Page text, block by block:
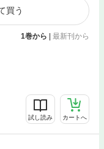
買う
1巻から | 最新刊から
試し読み カートへ